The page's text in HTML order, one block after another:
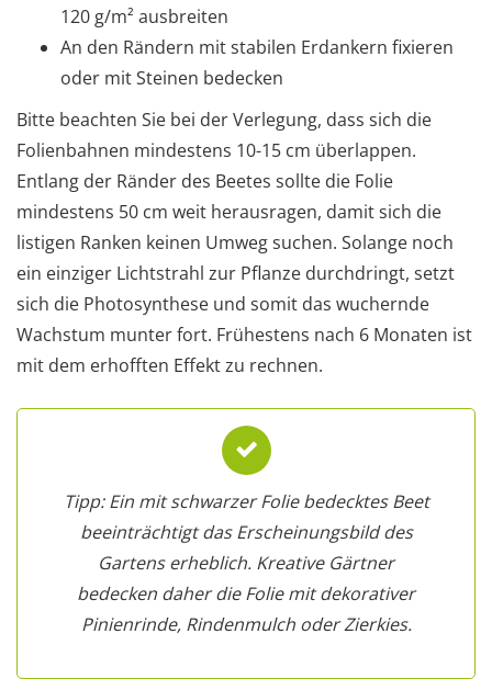
120 g/m² ausbreiten
An den Rändern mit stabilen Erdankern fixieren
oder mit Steinen bedecken
Bitte beachten Sie bei der Verlegung, dass sich die
Folienbahnen mindestens 10-15 cm überlappen.
Entlang der Ränder des Beetes sollte die Folie
mindestens 50 cm weit herausragen, damit sich die
listigen Ranken keinen Umweg suchen. Solange noch
ein einziger Lichtstrahl zur Pflanze durchdringt, setzt
sich die Photosynthese und somit das wuchernde
Wachstum munter fort. Frühestens nach 6 Monaten ist
mit dem erhofften Effekt zu rechnen.
Tipp: Ein mit schwarzer Folie bedecktes Beet
beeinträchtigt das Erscheinungsbild des
Gartens erheblich. Kreative Gärtner
bedecken daher die Folie mit dekorativer
Pinienrinde, Rindenmulch oder Zierkies.